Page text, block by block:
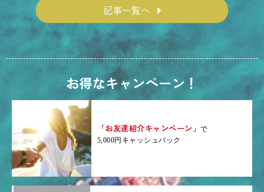
記事一覧へ
お得なキャンペーン！
「お友達紹介キャンペーン」で
5,000円キャッシュバック